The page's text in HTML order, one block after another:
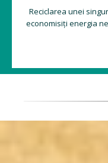
Reciclarea unei
economisiți energia